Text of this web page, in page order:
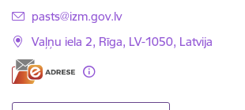
E-pasts:
pasts@izm.gov.lv
Vaļņu iela 2, Rīga, LV-1050, Latvija